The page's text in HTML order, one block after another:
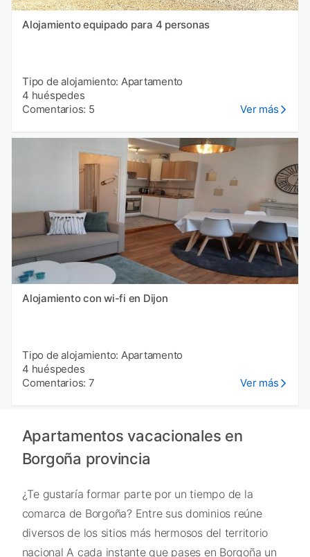
Alojamiento equipado para 4 personas
Tipo de alojamiento: Apartamento
4 huéspedes
Comentarios: 5
Ver más
Alojamiento con wi-fi en Dijon
Tipo de alojamiento: Apartamento
4 huéspedes
Comentarios: 7
Ver más
Apartamentos vacacionales en
Borgoña provincia
¿Te gustaría formar parte por un tiempo de la
comarca de Borgoña? Entre sus dominios reúne
diversos de los sitios más hermosos del territorio
nacional A cada instante que pases en Borgoña un